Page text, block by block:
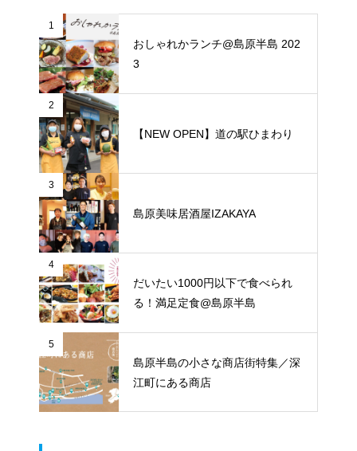
1
おしゃれかランチ@島原半島 202
3
2
【NEW OPEN】道の駅ひまわり
3
島原美味居酒屋IZAKAYA
4
だいたい1000円以下で食べられ
る！満足定食@島原半島
5
島原半島の小さな商店街特集／深
江町にある商店